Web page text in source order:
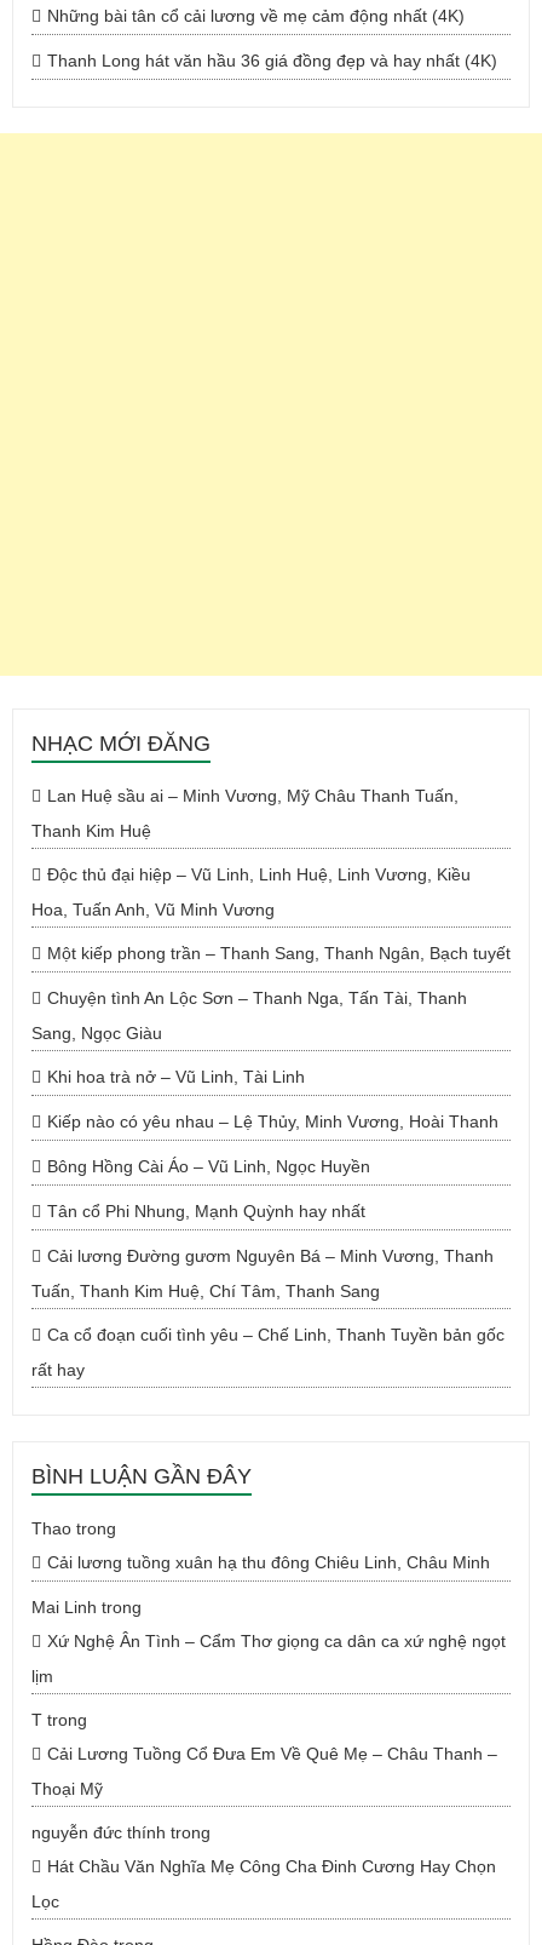
Những bài tân cổ cải lương về mẹ cảm động nhất (4K)
Thanh Long hát văn hầu 36 giá đồng đẹp và hay nhất (4K)
NHẠC MỚI ĐĂNG
Lan Huệ sầu ai – Minh Vương, Mỹ Châu Thanh Tuấn,
Thanh Kim Huệ
Độc thủ đại hiệp – Vũ Linh, Linh Huệ, Linh Vương, Kiều
Hoa, Tuấn Anh, Vũ Minh Vương
Một kiếp phong trần – Thanh Sang, Thanh Ngân, Bạch tuyết
Chuyện tình An Lộc Sơn – Thanh Nga, Tấn Tài, Thanh
Sang, Ngọc Giàu
Khi hoa trà nở – Vũ Linh, Tài Linh
Kiếp nào có yêu nhau – Lệ Thủy, Minh Vương, Hoài Thanh
Bông Hồng Cài Áo – Vũ Linh, Ngọc Huyền
Tân cổ Phi Nhung, Mạnh Quỳnh hay nhất
Cải lương Đường gươm Nguyên Bá – Minh Vương, Thanh
Tuấn, Thanh Kim Huệ, Chí Tâm, Thanh Sang
Ca cổ đoạn cuối tình yêu – Chế Linh, Thanh Tuyền bản gốc
rất hay
BÌNH LUẬN GẦN ĐÂY
Thao trong
Cải lương tuồng xuân hạ thu đông Chiêu Linh, Châu Minh
Mai Linh trong
Xứ Nghệ Ân Tình – Cẩm Thơ giọng ca dân ca xứ nghệ ngọt
lịm
T trong
Cải Lương Tuồng Cổ Đưa Em Về Quê Mẹ – Châu Thanh –
Thoại Mỹ
nguyễn đức thính trong
Hát Chầu Văn Nghĩa Mẹ Công Cha Đinh Cương Hay Chọn
Lọc